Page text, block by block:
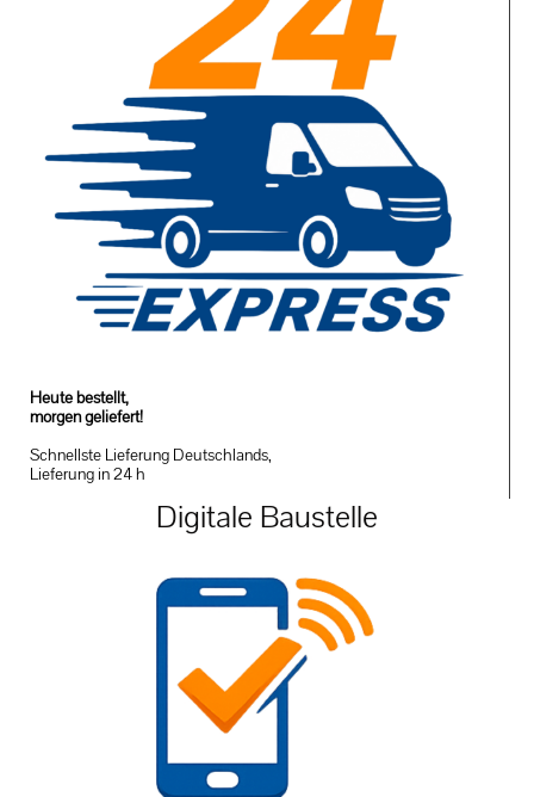
Heute bestellt,
morgen geliefert!
Schnellste Lieferung Deutschlands,
Lieferung in 24 h
Digitale Baustelle